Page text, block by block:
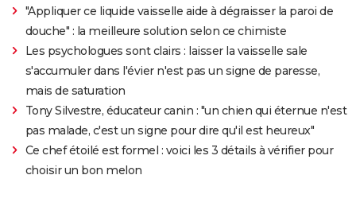
"Appliquer ce liquide vaisselle aide à dégraisser la paroi de
douche" : la meilleure solution selon ce chimiste
Les psychologues sont clairs : laisser la vaisselle sale
s'accumuler dans l'évier n'est pas un signe de paresse,
mais de saturation
Tony Silvestre, éducateur canin : "un chien qui éternue n'est
pas malade, c'est un signe pour dire qu'il est heureux"
Ce chef étoilé est formel : voici les 3 détails à vérifier pour
choisir un bon melon